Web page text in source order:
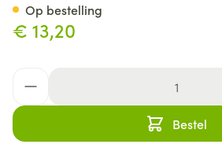
€ 13,20
Bestel
Op bestelling